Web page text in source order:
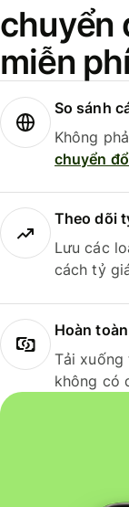
chuyển
miễn
So sánh
Không
chuyển
Theo dõi
Lưu các
cách tỷ
Hoàn
Tải xuống
không có